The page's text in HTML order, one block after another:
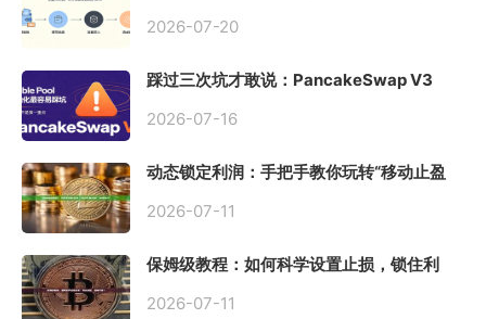
2026-07-20
踩过三次坑才敢说：PancakeSwap V3
初始化
2026-07-16
动态锁定利润：手把手教你玩转“移动止盈
2026-07-11
保姆级教程：如何科学设置止损，锁住利
2026-07-11